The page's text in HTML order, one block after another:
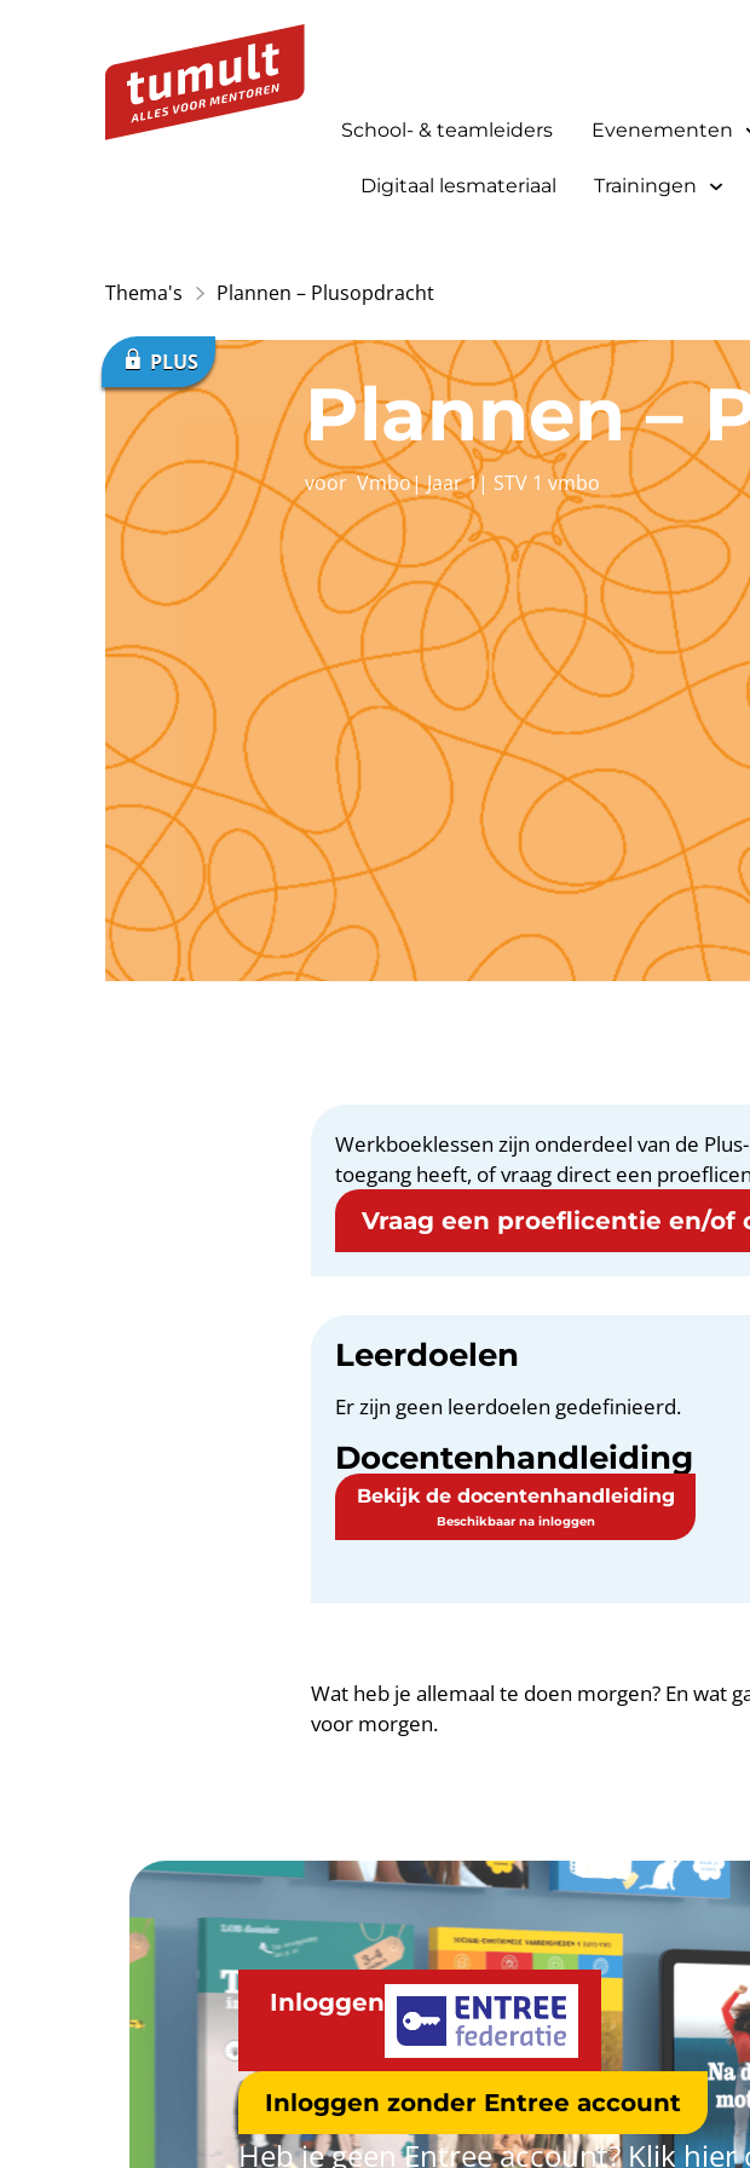
School- & teamleiders Evenementen
Digitaal lesmateriaal Trainingen
Thema's Plannen – Plusopdracht
Plannen –
voorVmbo|Jaar 1| STV 1 vmbo
Werkboeklessen zijn onderdeel van de
toegang heeft, of vraag direct een
Vraag een proeflicentie en/of
Leerdoelen
Er zijn geen leerdoelen gedefinieerd.
Docentenhandleiding
Bekijk de docentenhandleiding
Wat heb je allemaal te doen morgen? En wat
voor morgen.
Inloggen
Inloggen zonder Entree account
Heb je geen Entree account? Klik hier